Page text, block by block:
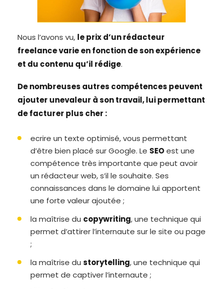
Nous l’avons vu, le prix d’un rédacteur
freelance varie en fonction de son expérience
et du contenu qu’il rédige.
De nombreuses autres compétences peuvent
ajouter unevaleur à son travail, lui permettant
de facturer plus cher :
ecrire un texte optimisé, vous permettant
d’être bien placé sur Google. Le SEOest une
compétence très importante que peut avoir
un rédacteur web, s’il le souhaite. Ses
connaissances dans le domaine lui apportent
une forte valeur ajoutée ;
la maîtrise du copywriting, une technique qui
permet d’attirer l’internaute sur le site ou page
;
la maîtrise du storytelling, une technique qui
permet de captiver l’internaute ;